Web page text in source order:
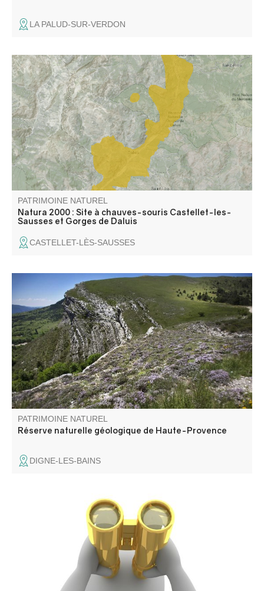
LA PALUD-SUR-VERDON
Zone représentative de l'étage subméditerranéen où
dominent les landes à buis, genêt cendré, lavande. Zone
peu prospectée au niveau espèces végétales et milieux.
Gorges remarquables.
PATRIMOINE NATUREL
Natura 2000 : Site à chauves-souris Castellet-les-
Sausses et Gorges de Daluis
CASTELLET-LÈS-SAUSSES
La réserve naturelle géologique de Haute-Provence
située entre le Verdon et la Durance est labellisé pour la
diversité de ses paysages, témoins du passé géologique
de ce massif et de la Terre. Elle est la plus grande réserve
de ce type en Europe.
PATRIMOINE NATUREL
Réserve naturelle géologique de Haute-Provence
DIGNE-LES-BAINS
Il surplombe la cité fortifiée de Colmars